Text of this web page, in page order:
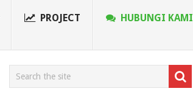
PROJECT HUBUNGI KAMI